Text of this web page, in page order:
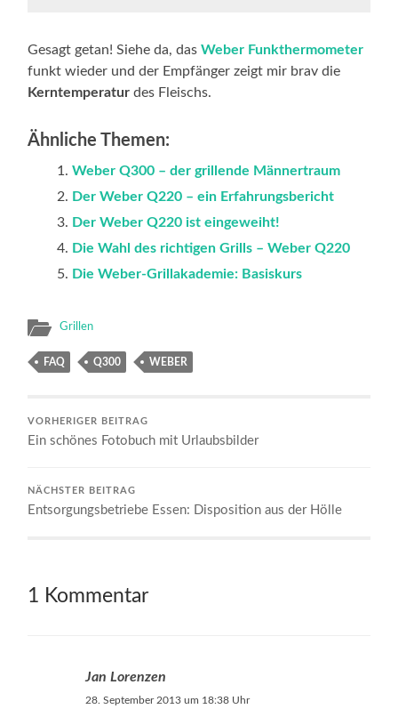
Gesagt getan! Siehe da, dasWeber Funkthermometer
funkt wieder und der Empfänger zeigt mir brav die
Kerntemperatur des Fleischs.
Ähnliche Themen:
Weber Q300 – der grillende Männertraum
Der Weber Q220 – ein Erfahrungsbericht
Der Weber Q220 ist eingeweiht!
Die Wahl des richtigen Grills – Weber Q220
Die Weber-Grillakademie: Basiskurs
Grillen
FAQ Q300 WEBER
VORHERIGER BEITRAG
Ein schönes Fotobuch mit Urlaubsbilder
NÄCHSTER BEITRAG
Entsorgungsbetriebe Essen: Disposition aus der Hölle
1 Kommentar
Jan Lorenzen
28. September 2013 um 18:38 Uhr